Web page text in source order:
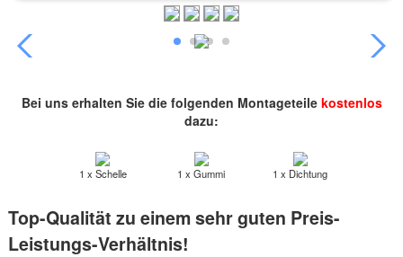
Bei uns erhalten Sie die folgenden Montageteile kostenlos
dazu:
1 x Schelle 1 x Gummi 1 x Dichtung
Top-Qualität zu einem sehr guten Preis-
Leistungs-Verhältnis!